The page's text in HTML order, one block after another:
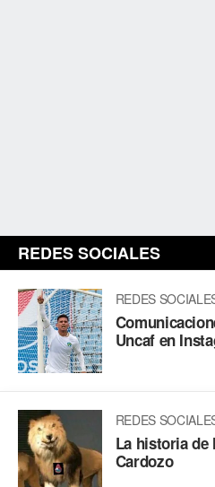
REDES SOCIALES
REDES
Uncaf en
REDES
La historia de
Cardozo